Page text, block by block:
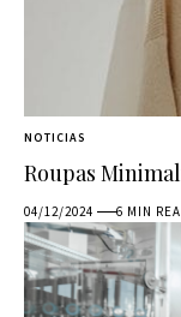
NOTICIAS
Roupas
04/12/2024 6 MIN